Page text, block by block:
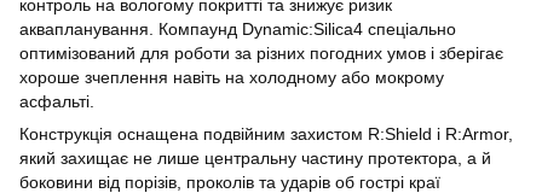
контроль на вологому покритті та знижує ризик
аквапланування. Компаунд Dynamic:Silica4 спеціально
оптимізований для роботи за різних погодних умов і зберігає
хороше зчеплення навіть на холодному або мокрому
асфальті.
Конструкція оснащена подвійним захистом R:Shield і R:Armor,
який захищає не лише центральну частину протектора, а й
боковини від порізів, проколів та ударів об гострі краї